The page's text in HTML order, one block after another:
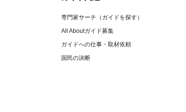
専門家サーチ（ガイドを探す）
All Aboutガイド募集
ガイドへの仕事・取材依頼
国民の決断